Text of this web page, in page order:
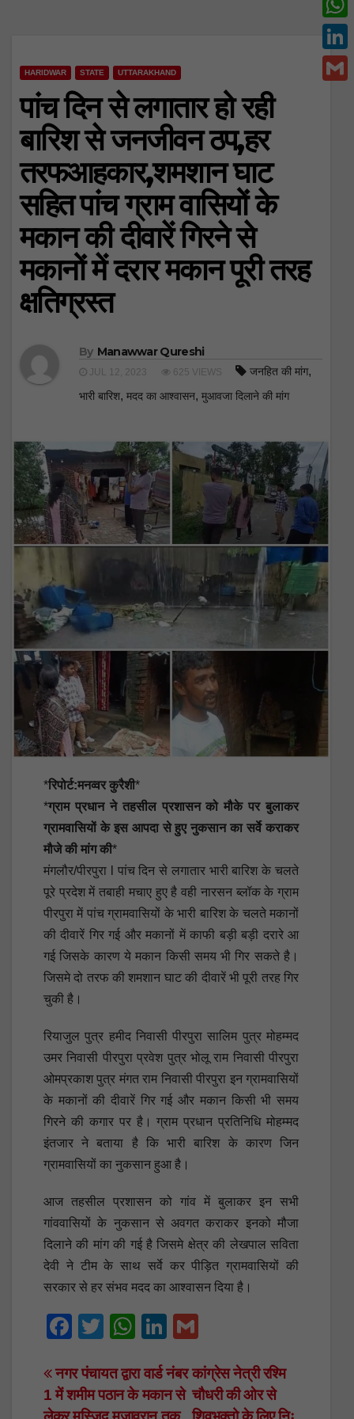
HARIDWAR STATE UTTARAKHAND
पांच दिन से लगातार हो रही
बारिश से जनजीवन ठप,हर
तरफआहकार,शमशान घाट
सहित पांच ग्राम वासियों के
मकान की दीवारें गिरने से
मकानों में दरार मकान पूरी तरह
क्षतिग्रस्त
By Manawwar Qureshi
JUL 12, 2023 625 VIEWS जनहित की मांग,
भारी बारिश, मदद का आश्वासन, मुआवजा दिलाने की मांग
*रिपोर्ट:मनव्वर कुरैशी*
*ग्राम प्रधान ने तहसील प्रशासन को मौके पर बुलाकर
ग्रामवासियों के इस आपदा से हुए नुकसान का सर्वे कराकर
मौजे की मांग की*
मंगलौर/पीरपुरा l पांच दिन से लगातार भारी बारिश के चलते
पूरे प्रदेश में तबाही मचाए हुए है वही नारसन ब्लॉक के ग्राम
पीरपुरा में पांच ग्रामवासियों के भारी बारिश के चलते मकानों
की दीवारें गिर गई और मकानों में काफी बड़ी बड़ी दरारे आ
गई जिसके कारण ये मकान किसी समय भी गिर सकते है।
जिसमे दो तरफ की शमशान घाट की दीवारें भी पूरी तरह गिर
चुकी है।
रियाजुल पुत्र हमीद निवासी पीरपुरा सालिम पुत्र मोहम्मद
उमर निवासी पीरपुरा प्रवेश पुत्र भोलू राम निवासी पीरपुरा
ओमप्रकाश पुत्र मंगत राम निवासी पीरपुरा इन ग्रामवासियों
के मकानों की दीवारें गिर गई और मकान किसी भी समय
गिरने की कगार पर है। ग्राम प्रधान प्रतिनिधि मोहम्मद
इंतजार ने बताया है कि भारी बारिश के कारण जिन
ग्रामवासियों का नुकसान हुआ है।
आज तहसील प्रशासन को गांव में बुलाकर इन सभी
गांववासियों के नुकसान से अवगत कराकर इनको मौजा
दिलाने की मांग की गई है जिसमे क्षेत्र की लेखपाल सविता
देवी ने टीम के साथ सर्वे कर पीड़ित ग्रामवासियों की
सरकार से हर संभव मदद का आश्वासन दिया है।
F
c
e
T
tt
er
W
at
s
Li
k
e
ail
Post
navigation
कांग्रेस नेत्री रश्मि
चौधरी की ओर से
नगर पंचायत द्वारा वार्ड नंबर
1 में शमीम पठान के मकान से
c
e
w
i
W
h
a
L